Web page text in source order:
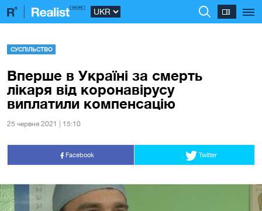
СУСПІЛЬСТВО
Вперше в Україні за смерть
лікаря від коронавірусу
виплатили компенсацію
25 червня 2021 | 15:10
Facebook Twitter